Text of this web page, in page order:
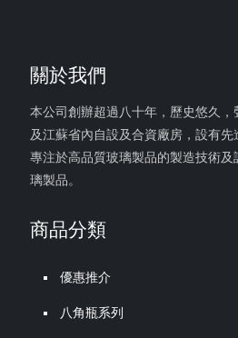
關於我們
本公司創辦超過八十年，歷史悠久
及江蘇省內自設及合資廠房，設有
專注於高品質玻璃製品的製造技術
璃製品。
商品分類
優惠推介
八角瓶系列